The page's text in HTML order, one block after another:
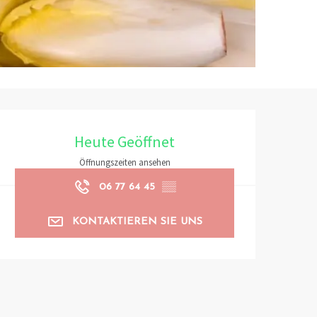
Heute Geöffnet
Öffnungszeiten ansehen
06 77 64 45 ▒▒
KONTAKTIEREN SIE UNS